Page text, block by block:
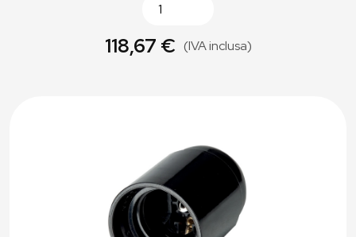
118,67 € (IVA inclusa)